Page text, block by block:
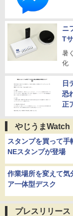
ニ
T
暑
化
日
恐
正
やじうまWatch
スタンプを買って
NEスタンプが登場
作業場所を変えて気
ア一体型デスク
プレスリリース